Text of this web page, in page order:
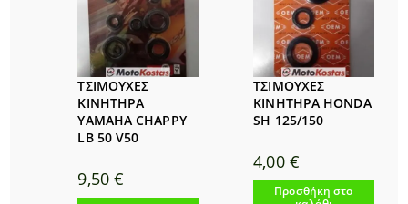
ΤΣΙΜΟΥΧΕΣ
ΚΙΝΗΤΗΡΑ
YAMAHA CHAPPY
LB 50 V50
9,50 €
ΤΣΙΜΟΥΧΕΣ
ΚΙΝΗΤΗΡΑ HONDA
SH 125/150
4,00 €
Προσθήκη στο